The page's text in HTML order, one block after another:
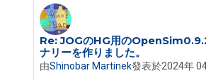
In reply to Shinobar Martinek
Re: JOGのHG用の
ナリーを作りました。
由Shinobar Martinek發表於2024年